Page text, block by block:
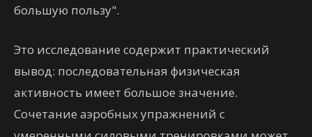
большую пользу".
Это исследование содержит практический
вывод: последовательная физическая
активность имеет большое значение.
Сочетание аэробных упражнений с